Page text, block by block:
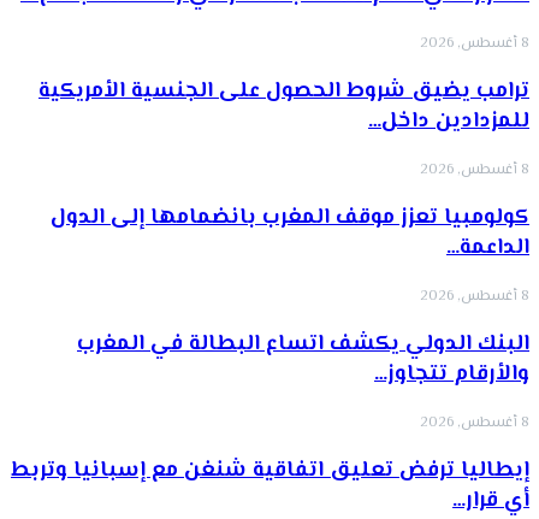
8 أغسطس, 2026
ترامب يضيق شروط الحصول على الجنسية الأمريكية
للمزدادين داخل…
8 أغسطس, 2026
كولومبيا تعزز موقف المغرب بانضمامها إلى الدول
الداعمة…
8 أغسطس, 2026
البنك الدولي يكشف اتساع البطالة في المغرب
والأرقام تتجاوز…
8 أغسطس, 2026
إيطاليا ترفض تعليق اتفاقية شنغن مع إسبانيا وتربط
أي قرار…